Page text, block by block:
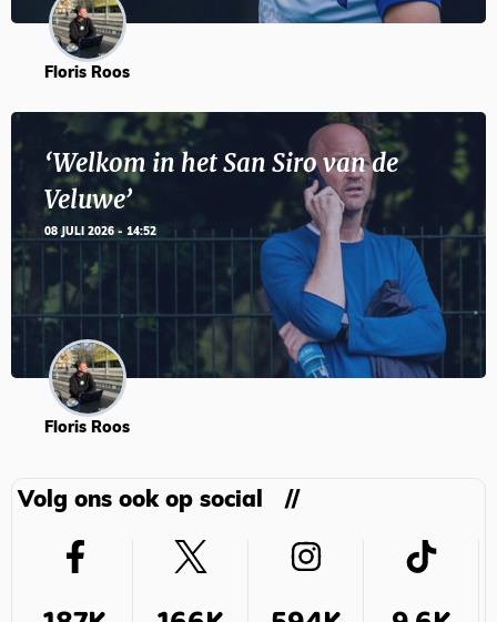
Floris Roos
‘Welkom in het San Siro van de
Veluwe’
08 JULI 2026 - 14:52
Floris Roos
Volg ons ook op social